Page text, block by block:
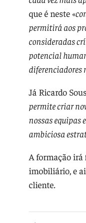
que é neste «
permitirá aos
consideradas
potencial
diferenciadores
Já Ricardo
permite criar
nossas equipas
ambiciosa
A formação irá
imobiliário, e
cliente.